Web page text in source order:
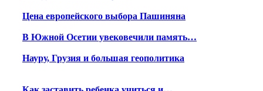
Цена европейского выбора Пашиняна
В Южной Осетии увековечили память…
Науру, Грузия и большая геополитика